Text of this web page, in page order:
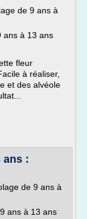
de 9 ans à
ans à 13 ans
fleur
à réaliser,
et des alvéole
ans :
de 9 ans à
ans à 13 ans